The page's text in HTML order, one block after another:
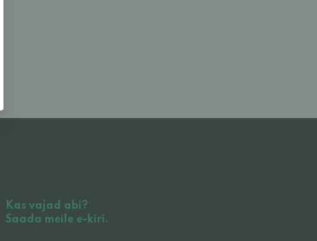
Kas vajad abi?
Saada meile e-kiri.